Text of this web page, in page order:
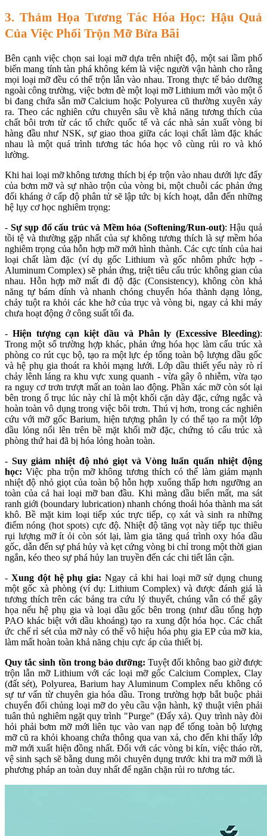
3. Thảm Họa Tương Tác Hóa Học: Hậu Quả
Của Việc Phối Trộn Mỡ Bừa Bãi
Bên cạnh việc chọn sai loại mỡ dựa trên nhiệt độ, một sai lầm phổ
biến mang tính tàn phá không kém là việc người vận hành cho rằng
mọi loại mỡ đều có thể trộn lẫn vào nhau. Trong thực tế bảo dưỡng
ngoài công trường, việc bơm đè một loại mỡ Lithium mới vào một ổ
bi đang chứa sẵn mỡ Calcium hoặc Polyurea cũ thường xuyên xảy
ra. Theo các nghiên cứu chuyên sâu về khả năng tương thích của
chất bôi trơn từ các tổ chức quốc tế và các nhà sản xuất vòng bi
hàng đầu như NSK, sự giao thoa giữa các loại chất làm đặc khác
nhau là một quá trình tương tác hóa học vô cùng rủi ro và khó
lường.
Khi hai loại mỡ không tương thích bị ép trộn vào nhau dưới lực đẩy
của bơm mỡ và sự nhào trộn của vòng bi, một chuỗi các phản ứng
đối kháng ở cấp độ phân tử sẽ lập tức bị kích hoạt, dẫn đến những
hệ lụy cơ học nghiêm trọng:
- Sự sụp đổ cấu trúc và Mềm hóa (Softening/Run-out): Hậu quả
tồi tệ và thường gặp nhất của sự không tương thích là sự mềm hóa
nghiêm trọng của hỗn hợp mỡ mới hình thành. Các cực tính của hai
loại chất làm đặc (ví dụ gốc Lithium và gốc nhôm phức hợp -
Aluminum Complex) sẽ phản ứng, triệt tiêu cấu trúc không gian của
nhau. Hỗn hợp mỡ mất đi độ đặc (Consistency), không còn khả
năng tự bám dính và nhanh chóng chuyển hóa thành dạng lỏng,
chảy tuột ra khỏi các khe hở của trục và vòng bi, ngay cả khi máy
chưa hoạt động ở công suất tối đa.
- Hiện tượng cạn kiệt dầu và Phân ly (Excessive Bleeding):
Trong một số trường hợp khác, phản ứng hóa học làm cấu trúc xà
phòng co rút cục bộ, tạo ra một lực ép tống toàn bộ lượng dầu gốc
và hệ phụ gia thoát ra khỏi mạng lưới. Lớp dầu thiết yếu này rò rỉ
chảy lênh láng ra khu vực xung quanh - vừa gây ô nhiễm, vừa tạo
ra nguy cơ trơn trượt mất an toàn lao động. Phần xác mỡ còn sót lại
bên trong ổ trục lúc này chỉ là một khối cặn dày đặc, cứng ngắc và
hoàn toàn vô dụng trong việc bôi trơn. Thú vị hơn, trong các nghiên
cứu với mỡ gốc Barium, hiện tượng phân ly có thể tạo ra một lớp
dầu lỏng nổi lên trên bề mặt khối mỡ đặc, chứng tỏ cấu trúc xà
phòng thứ hai đã bị hóa lỏng hoàn toàn.
- Suy giảm nhiệt độ nhỏ giọt và Vòng luẩn quẩn nhiệt động
học: Việc pha trộn mỡ không tương thích có thể làm giảm mạnh
nhiệt độ nhỏ giọt của toàn bộ hỗn hợp xuống thấp hơn ngưỡng an
toàn của cả hai loại mỡ ban đầu. Khi màng dầu biến mất, ma sát
ranh giới (boundary lubrication) nhanh chóng thoái hóa thành ma sát
khô. Bề mặt kim loại tiếp xúc trực tiếp, cọ xát và sinh ra những
điểm nóng (hot spots) cực độ. Nhiệt độ tăng vọt này tiếp tục thiêu
rụi lượng mỡ ít ỏi còn sót lại, làm gia tăng quá trình oxy hóa dầu
gốc, dẫn đến sự phá hủy và kẹt cứng vòng bi chỉ trong một thời gian
ngắn, kéo theo sự phá hủy lan truyền đến các chi tiết lân cận.
- Xung đột hệ phụ gia: Ngay cả khi hai loại mỡ sử dụng chung
một gốc xà phòng (ví dụ: Lithium Complex) và được đánh giá là
tương thích trên các bảng tra cứu lý thuyết, chúng vẫn có thể gây
họa nếu hệ phụ gia và loại dầu gốc bên trong (như dầu tổng hợp
PAO khác biệt với dầu khoáng) tạo ra xung đột hóa học. Các chất
ức chế rỉ sét của mỡ này có thể vô hiệu hóa phụ gia EP của mỡ kia,
làm mất hoàn toàn khả năng chịu cực áp của thiết bị.
Quy tắc sinh tồn trong bảo dưỡng: Tuyệt đối không bao giờ được
trộn lẫn mỡ Lithium với các loại mỡ gốc Calcium Complex, Clay
(đất sét), Polyurea, Barium hay Aluminum Complex nếu không có
sự tư vấn từ chuyên gia hóa dầu. Trong trường hợp bắt buộc phải
chuyển đổi chủng loại mỡ do yêu cầu vận hành, kỹ thuật viên phải
tuân thủ nghiêm ngặt quy trình "Purge" (Đẩy xả). Quy trình này đòi
hỏi phải bơm mỡ mới liên tục vào van nạp để tống toàn bộ lượng
mỡ cũ ra khỏi khoang chứa thông qua van xả, cho đến khi thấy lớp
mỡ mới xuất hiện đồng nhất. Đối với các vòng bi kín, việc tháo rời,
vệ sinh sạch sẽ bằng dung môi chuyên dụng trước khi tra mỡ mới là
phương pháp an toàn duy nhất để ngăn chặn rủi ro tương tác.